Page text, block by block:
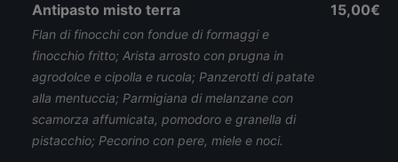
Antipasto misto terra
Flan di finocchi con fondue di formaggi e
finocchio fritto; Arista arrosto con prugna in
agrodolce e cipolla e rucola; Panzerotti di patate
alla mentuccia; Parmigiana di melanzane con
scamorza affumicata, pomodoro e granella di
pistacchio; Pecorino con pere, miele e noci.
15,00€